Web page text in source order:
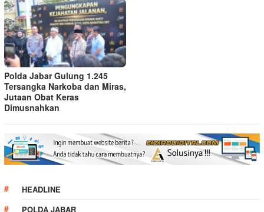
Polda Jabar Gulung 1.245
Tersangka Narkoba dan Miras,
Jutaan Obat Keras
Dimusnahkan
HEADLINE
POLDA JABAR